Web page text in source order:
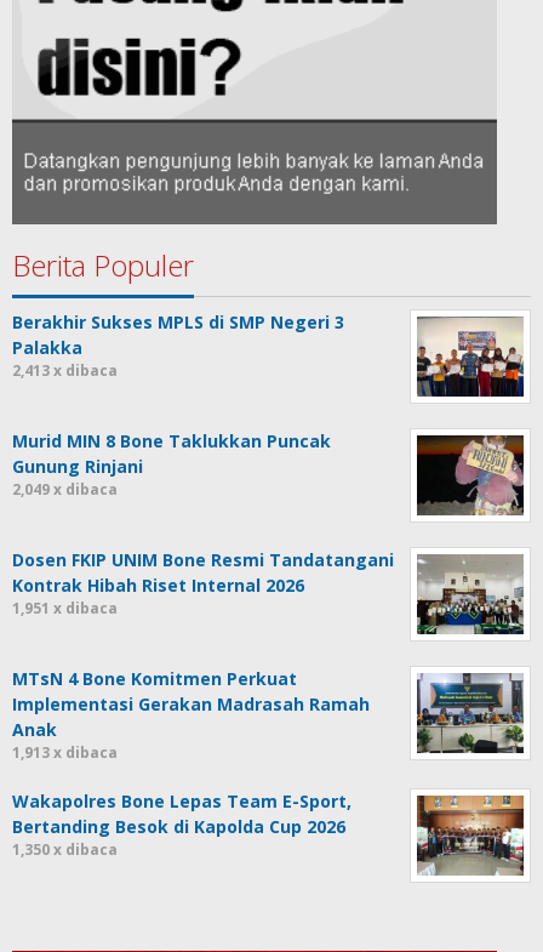
Berita Populer
Berakhir Sukses MPLS di SMP Negeri 3
Palakka
2,413 x dibaca
Murid MIN 8 Bone Taklukkan Puncak
Gunung Rinjani
2,049 x dibaca
Dosen FKIP UNIM Bone Resmi Tandatangani
Kontrak Hibah Riset Internal 2026
1,951 x dibaca
MTsN 4 Bone Komitmen Perkuat
Implementasi Gerakan Madrasah Ramah
Anak
1,913 x dibaca
Wakapolres Bone Lepas Team E-Sport,
Bertanding Besok di Kapolda Cup 2026
1,350 x dibaca